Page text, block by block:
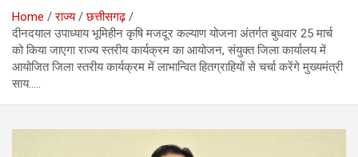
Home राज्य
छत्तीसगढ़
दीनदयाल उपाध्याय भूमिहीन कृषि मजदूर कल्याण योजना अंतर्गत बुधवार 25 मार्च
को किया जाएगा राज्य स्तरीय कार्यक्रम का आयोजन, संयुक्त जिला कार्यालय में
आयोजित जिला स्तरीय कार्यक्रम में लाभान्वित हितग्राहियों से चर्चा करेंगे मुख्यमंत्री
साय…..